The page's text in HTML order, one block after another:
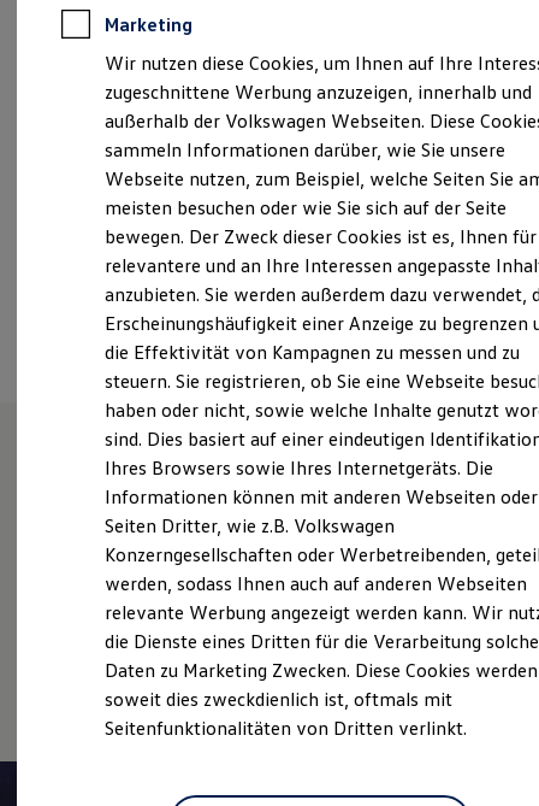
Elektroautos
ID. Tutorials
Elektrofahrzeugkonzepte
Reichweite
Reichweite der ID. Modelle
Reichweite im Winter
Laden
Laden unterwegs
Laden Zuhause
Ladestationen finden
Ladezeitensimulator
Batterie
Sicherheit
Garantie und Lebensdauer
Nachhaltigkeit
Technologie
Kosten und Kauf
Verbrauchskosten
Kaufoptionen
E-Auto-Förderung
Software und Konnektivität
ID. Software Versionen und Updates
Digitale Extras
Schnittstellen zu Ihrem ID.
Hybridautos
Marke und Erlebnis
Volkswagen R und R Experience
R-Modelle
Driving Experience
Volkswagen entdecken
Lifestyle Shop
info@autohaus-kronshagen.de
+49 431 66725511
Montag Freitag 07:00 18:00
Samstag
Geschlossen
Sonntag
Geschlossen
Ansprechpartner
Unsere Leistungenim
Überblick
Gebrauchtwagen
Service
Online-Fahrzeugbewertung
Marketing
Wir nutzen diese Cookies, um Ihnen auf Ihre
zugeschnittene Werbung anzuzeigen, innerhalb und
außerhalb der Volkswagen Webseiten. Diese
sammeln Informationen darüber, wie Sie unsere
Webseite nutzen, zum Beispiel, welche Seiten Sie
meisten besuchen oder wie Sie sich auf der Seite
bewegen. Der Zweck dieser Cookies ist es, Ihnen für
relevantere und an Ihre Interessen angepasste
anzubieten. Sie werden außerdem dazu verwendet,
Erscheinungshäufigkeit einer Anzeige zu begrenzen
die Effektivität von Kampagnen zu messen und zu
steuern. Sie registrieren, ob Sie eine Webseite
haben oder nicht, sowie welche Inhalte genutzt
sind. Dies basiert auf einer eindeutigen
Ihres Browsers sowie Ihres Internetgeräts. Die
Informationen können mit anderen Webseiten oder
Seiten Dritter, wie z.B. Volkswagen
Konzerngesellschaften oder Werbetreibenden,
werden, sodass Ihnen auch auf anderen Webseiten
relevante Werbung angezeigt werden kann. Wir
die Dienste eines Dritten für die Verarbeitung
Daten zu Marketing Zwecken. Diese Cookies
soweit dies zweckdienlich ist, oftmals mit
Seitenfunktionalitäten von Dritten verlinkt.